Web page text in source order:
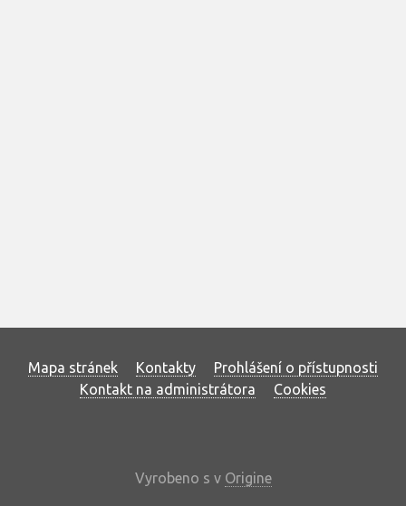
Mapa stránek Kontakty
Prohlášení o přístupnosti
Kontakt na administrátora
Cookies
Vyrobeno s v Origine